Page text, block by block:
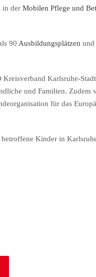
in der Mobilen Pflege und
90 Ausbildungsplätzen und
Karlsruhe-
und Familien. Zudem
für das
Kinder in